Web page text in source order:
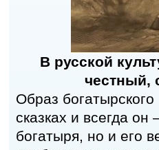
В русской
честный,
Образ богатырского
сказках и всегда
богатыря, но и его